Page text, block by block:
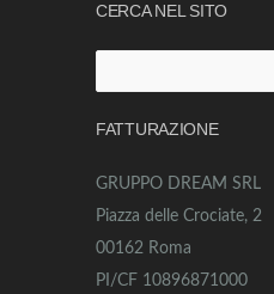
CERCA NEL SITO
per:
FATTURAZIONE
GRUPPO DREAM SRL
Piazza delle Crociate, 2
00162 Roma
PI/CF 10896871000